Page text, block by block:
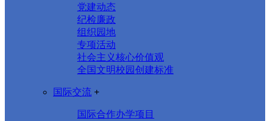
党建动态
纪检廉政
组织园地
专项活动
社会主义核心价值观
全国文明校园创建标准
国际交流 +
国际合作办学项目